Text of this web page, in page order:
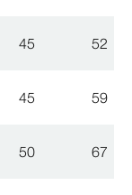
45 52
45 59
50 67